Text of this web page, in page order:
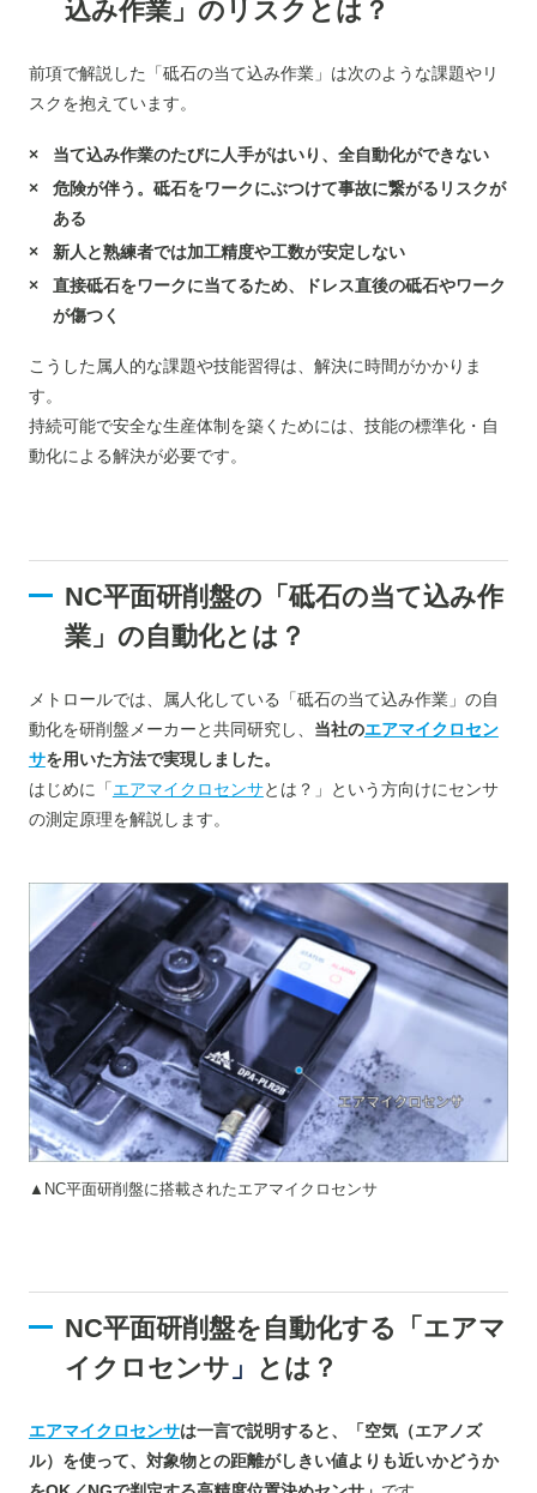
込み作業」のリスクとは？
前項で解説した「砥石の当て込み作業」は次のような課題やリ
スクを抱えています。
当て込み作業のたびに人手がはいり、全自動化ができない
危険が伴う。砥石をワークにぶつけて事故に繋がるリスクが
ある
新人と熟練者では加工精度や工数が安定しない
直接砥石をワークに当てるため、ドレス直後の砥石やワーク
が傷つく
こうした属人的な課題や技能習得は、解決に時間がかかりま
す。
持続可能で安全な生産体制を築くためには、技能の標準化・自
動化による解決が必要です。
NC平面研削盤の「砥石の当て込み作
業」の自動化とは？
メトロールでは、属人化している「砥石の当て込み作業」の自
動化を研削盤メーカーと共同研究し、 当社のエアマイクロセン
サを用いた方法で実現しました。
はじめに「エアマイクロセンサとは？」という方向けにセンサ
の測定原理を解説します。
▲NC平面研削盤に搭載されたエアマイクロセンサ
NC平面研削盤を自動化する「エアマ
イクロセンサ 」 とは？
エアマイクロセンサは一言で説明すると、「空気（エアノズ
ル）を使って、対象物との距離がしきい値よりも近いかどうか